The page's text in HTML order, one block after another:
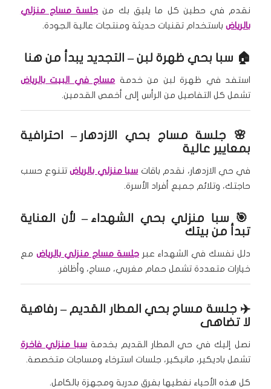
نقدم في حطين كل ما يليق بك من جلسة مساج منزلي
بالرياضباستخدام تقنيات حديثة ومنتجات عالية الجودة.
🏠 سبا بحي ظهرة لبن– التجديد يبدأ من هنا
استفد في ظهرة لبن من خدمة مساج في البيت بالرياض
تشمل كل التفاصيل من الرأس إلى أخمص القدمين.
🌸 جلسة مساج بحي الازدهار – احترافية
بمعايير عالية
في حي الازدهار، نقدم باقات سبا منزلي بالرياضتتنوع حسب
حاجتك، وتلائم جميع أفراد الأسرة.
🎯 سبا منزلي بحي الشهداء – لأن العناية
تبدأ من بيتك
دلل نفسك في الشهداء عبرجلسة مساج منزلي بالرياض مع
خيارات متعددة تشمل حمام مغربي، مساج، وأظافر.
✈️ جلسة مساج بحي المطار القديم – رفاهية
لا تضاهى
نصل إليك في حي المطار القديم بخدمةسبا منزلي فاخرة
تشمل باديكير، مانيكير، جلسات استرخاء ومساجات متخصصة.
كل هذه الأحياء نغطيها بفرق مدربة ومجهزة بالكامل.